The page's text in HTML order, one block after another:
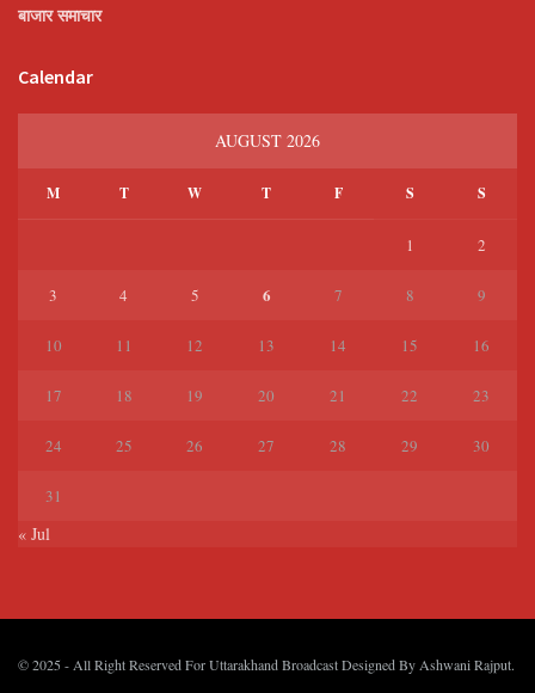
बाजार समाचार
Calendar
AUGUST 2026
M T W T F S S
1 2
3 4 5 6 7 8 9
10 11 12 13 14 15 16
17 18 19 20 21 22 23
24 25 26 27 28 29 30
31
« Jul
© 2025 - All Right Reserved For Uttarakhand Broadcast Designed By Ashwani Rajput.